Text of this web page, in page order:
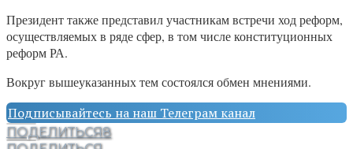
Президент также представил участникам встречи ход реформ,
осуществляемых в ряде сфер, в том числе конституционных
реформ РА.
Вокруг вышеуказанных тем состоялся обмен мнениями.
Подписывайтесь на наш Телеграм канал
ПОДЕЛИТЬСЯ8